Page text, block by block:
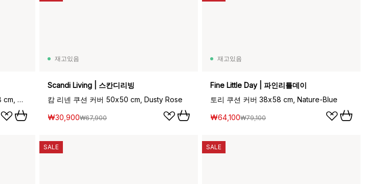
마운틴 클라이머스 베개 커버 48x48 cm, Natural
재고있음
Scandi Living | 스칸디리빙
캄 리넨 쿠션 커버 50x50 cm, Dusty Rose
₩30,900₩67,900
재고있음
Fine Little Day | 파인리틀데이
토리 쿠션 커버 38x58 cm, Nature-Blue
₩64,100₩79,100
SALE SALE